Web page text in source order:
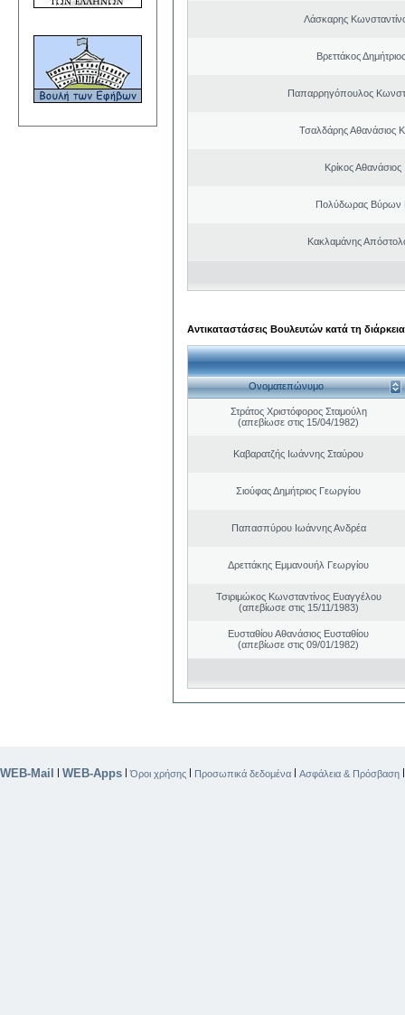
Λάσκαρης
Βρεττάκος
Παπαρρηγόπουλος
Τσαλδάρης Αθανάσιος
Κρίκος
Πολύδωρας Βύρων
Κακλαμάνης
Αντικαταστάσεις Βουλευτών κατά τη
Ονοματεπώνυμο
Στράτος Χριστόφορος Σταμούλη
(απεβίωσε στις 15/04/1982)
Καβαρατζής Ιωάννης Σταύρου
Σιούφας Δημήτριος Γεωργίου
Παπασπύρου Ιωάννης Ανδρέα
Δρεττάκης Εμμανουήλ Γεωργίου
Τσιριμώκος Κωνσταντίνος Ευαγγέλου
(απεβίωσε στις 15/11/1983)
Ευσταθίου Αθανάσιος Ευσταθίου
(απεβίωσε στις 09/01/1982)
WEB-Mail | WEB-Apps |Όροι χρήσης | Προσωπικά δεδομένα | Ασφάλεια & Πρόσβαση